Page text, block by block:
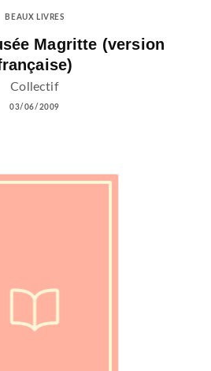
BEAUX LIVRES
Magritte (version
Collectif
03/06/2009